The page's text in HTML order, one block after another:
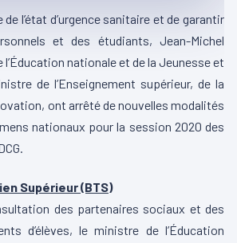
l’état d’urgence sanitaire et de garantir
et des étudiants, Jean-Michel
l’Éducation nationale et de la Jeunesse et
de l’Enseignement supérieur, de la
ont arrêté de nouvelles modalités
nationaux pour la session 2020 des
Supérieur (BTS)
des partenaires sociaux et des
d’élèves, le ministre de l’Éducation